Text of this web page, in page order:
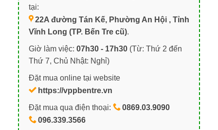
tại:
22A đường Tán Kế, Phường An Hội , Tỉnh
Vĩnh Long (TP. Bến Tre cũ).
Giờ làm việc: 07h30 - 17h30(Từ: Thứ 2 đến
Thứ 7, Chủ Nhật: Nghỉ)
Đặt mua online tại website
https://vppbentre.vn
Đặt mua qua điện thoại:
0869.03.9090
096.339.3566